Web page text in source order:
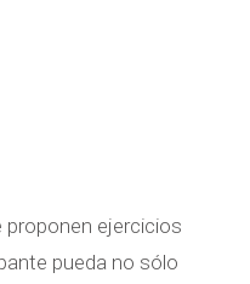
ejercicios
pueda no sólo